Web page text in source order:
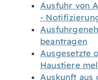
Ausfuhr von
-
beantragen
Ausgesetzte
Haustiere
Auskunft aus